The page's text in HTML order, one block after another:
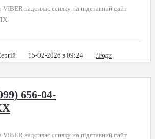
VIBER надсилає ссилку на підставний сайт
15-02-2026 в 09:24 Люди
656-04-
VIBER надсилає ссилку на підставний сайт